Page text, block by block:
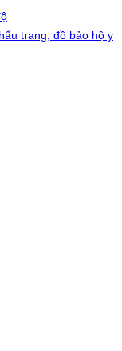
trang, đồ bảo hộ y